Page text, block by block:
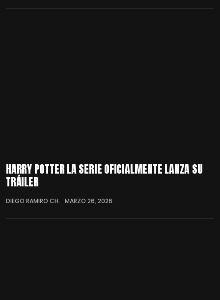
HARRY POTTER LA SERIE OFICIALMENTE LANZA SU
TRÁILER
DIEGO RAMIRO CH. MARZO 26, 2026